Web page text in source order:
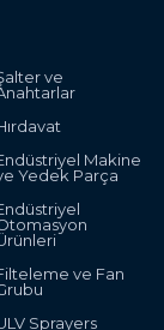
ve
Makine
Yedek Parça
ve Fan
Sprayers